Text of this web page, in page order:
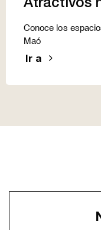
Atractivos
Conoce los
Maó
Ir a